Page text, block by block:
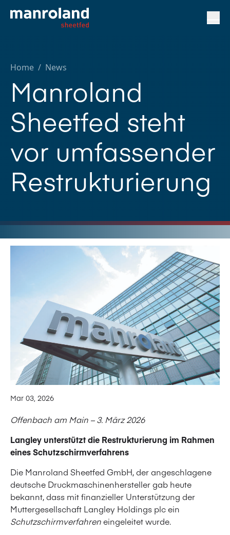
Home / News
Manroland
Sheetfed steht
vor umfassender
Restrukturierung
Mar 03, 2026
Offenbach am Main – 3. März 2026
Langley unterstützt die Restrukturierung im Rahmen
eines Schutzschirmverfahrens
Die Manroland Sheetfed GmbH, der angeschlagene
deutsche Druckmaschinenhersteller gab heute
bekannt, dass mit finanzieller Unterstützung der
Muttergesellschaft Langley Holdings plc ein
Schutzschirmverfahreneingeleitet wurde.